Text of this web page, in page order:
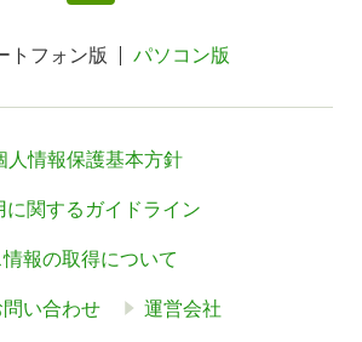
トフォン版 パソコン版
人情報保護基本方針
関するガイドライン
報の取得について
い合わせ 運営会社